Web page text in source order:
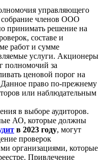
управляющего
членов ООО
принимать решение на
составе и
работ и сумме
услуги. Акционеры
полномочий за
ценовой порог на
Данное право по-прежнему
или наблюдательным
в выборе аудиторов.
АО, которые должны
в 2023 году, могут
проверок
организациями, которые
Привлечение